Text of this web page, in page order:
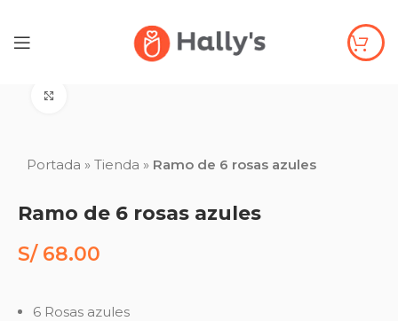
Portada »Tienda » Ramo de 6 rosas azules
Ramo de 6 rosas azules
S/68.00
6 Rosas azules